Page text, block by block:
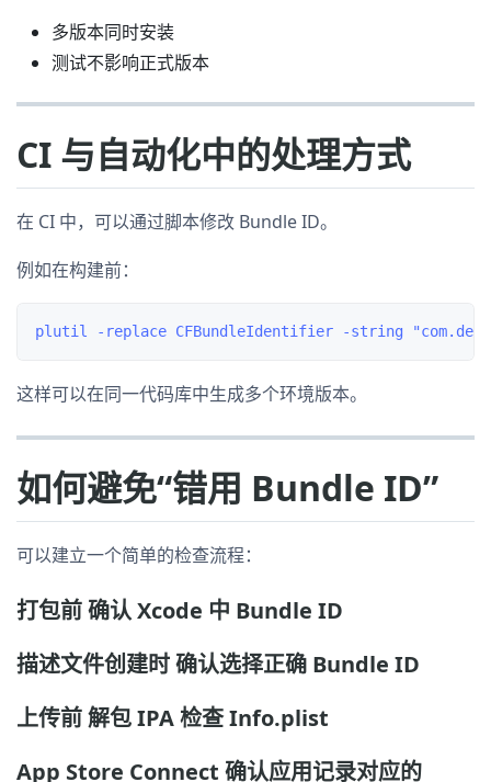
多版本同时安装
测试不影响正式版本
CI 与自动化中的处理方式
在 CI 中，可以通过脚本修改 Bundle ID。
例如在构建前：
这样可以在同一代码库中生成多个环境版本。
如何避免“错用 Bundle ID”
可以建立一个简单的检查流程：
打包前 确认 Xcode 中 Bundle ID
描述文件创建时 确认选择正确 Bundle ID
上传前 解包 IPA 检查 Info.plist
App Store Connect 确认应用记录对应的